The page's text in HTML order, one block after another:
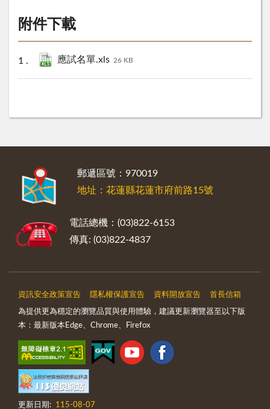
附件下載
應試名單.xls 26 KB
郵遞區號：970019
地址：花蓮縣花蓮市府前路15號
電話總機：(03)822-6153
傳真: (03)822-4837
資訊安全政策宣告 隱私權保護宣告 資料開放宣告 首長信箱
為提供更為穩定的瀏覽品質與使用體驗，建議更新瀏覽器至以下版
本：最新版本Edge、Chrome、Firefox
更新日期: 115-08-07